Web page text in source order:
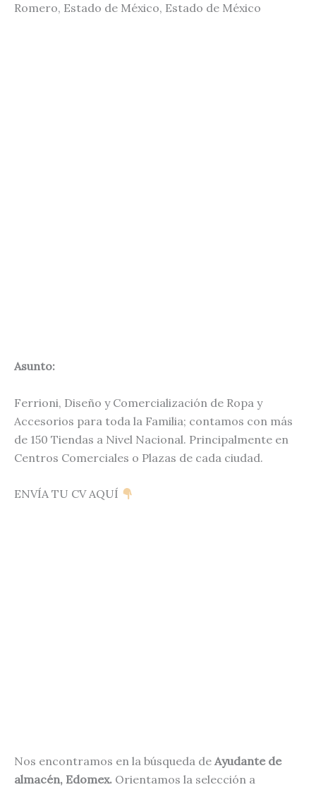
Romero, Estado de México, Estado de México
Asunto:
Ferrioni, Diseño y Comercialización de Ropa y
Accesorios para toda la Familia; contamos con más
de 150 Tiendas a Nivel Nacional. Principalmente en
Centros Comerciales o Plazas de cada ciudad.
ENVÍA TU CV AQUÍ
Nos encontramos en la búsqueda de Ayudante de
almacén, Edomex. Orientamos la selección a